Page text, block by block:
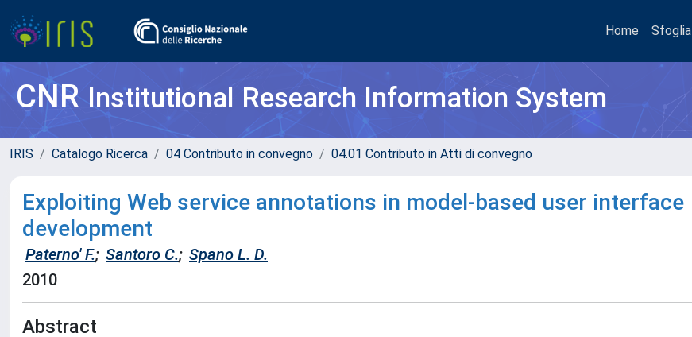
Home Sfoglia
CNRInstitutional Research Information System
IRIS Catalogo Ricerca 04 Contributo in convegno 04.01 Contributo in Atti di convegno
Exploiting Web service annotations in model-based user interface
development
Paterno' F.; Santoro C.; Spano L. D.
2010
Abstract